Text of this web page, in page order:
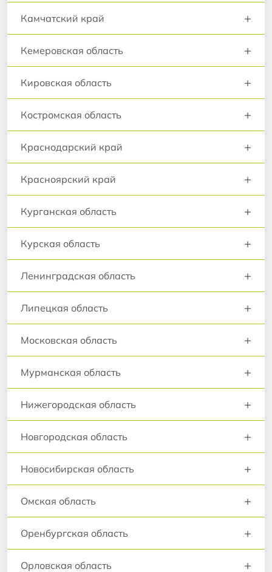
Камчатский край +
Кемеровская область +
Кировская область +
Костромская область +
Краснодарский край +
Красноярский край +
Курганская область +
Курская область +
Ленинградская область +
Липецкая область +
Московская область +
Мурманская область +
Нижегородская область +
Новгородская область +
Новосибирская область +
Омская область +
Оренбургская область +
Орловская область +